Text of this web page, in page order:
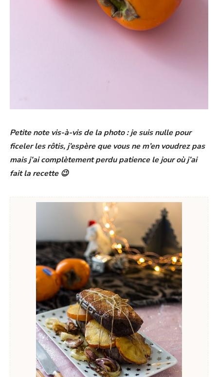
Petite note vis-à-vis de la photo : je suis nulle pour
ficeler les rôtis, j’espère que vous ne m’en voudrez pas
mais j’ai complètement perdu patience le jour où j’ai
fait la recette 😉